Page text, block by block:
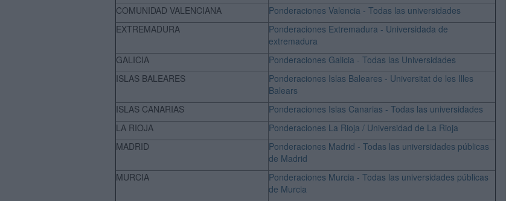
COMUNIDAD VALENCIANA
Ponderaciones Valencia - Todas las universidades
EXTREMADURA
Ponderaciones Extremadura - Universidada de
extremadura
GALICIA
Ponderaciones Galicia - Todas las Universidades
ISLAS BALEARES
Ponderaciones Islas Baleares - Universitat de les Illes
Balears
ISLAS CANARIAS
Ponderaciones Islas Canarias - Todas las universidades
LA RIOJA
Ponderaciones La Rioja / Universidad de La Rioja
MADRID
Ponderaciones Madrid - Todas las universidades públicas
de Madrid
MURCIA
Ponderaciones Murcia - Todas las universidades públicas
de Murcia